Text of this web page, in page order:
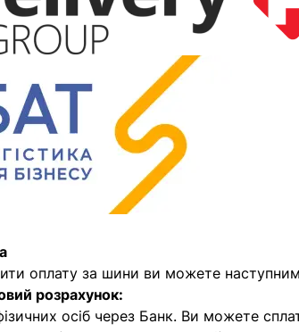
оплату за шини ви можете
розрахунок:
осіб через Банк. Ви можете